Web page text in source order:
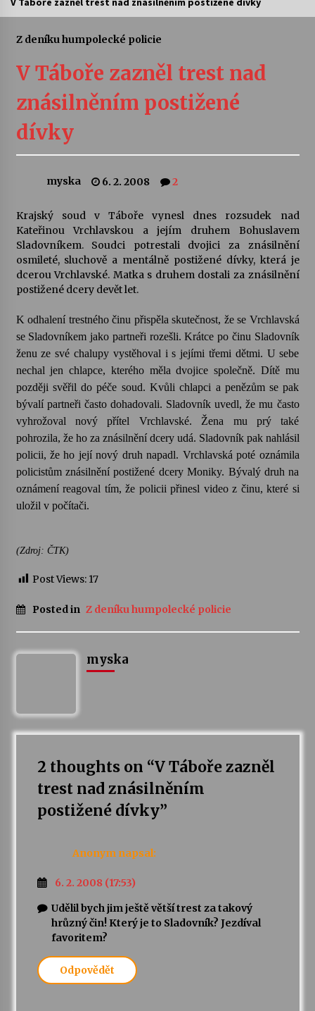
Sukuba Ensemble
kapkou
30. 7. 2026
Veselí muzikanti
Pozvánka na integrační festival Quijotova
šedesátka: 28. 7.–1. 8. 2026
28. 7. 2026
Letní koncerty ve Stromovce: Kolchoz a
Jenakaši
Votavžatský ploty
23. 7. 2026
Letní koncerty ve Stromovce: Rufus Miller
22. 7. 2026
Vysočinka
17. 7. 2026
odkaz Josefa Čapka
13. 7. 2026
Varhanní recitál Michala Novenka v Klášteře
Petr Adamec – Malovaný svět
Z deníku humpolecké policie
V Táboře zazněl trest nad
znásilněním postižené
dívky
myska 6. 2. 2008 2
Krajský soud v Táboře vynesl dnes rozsudek nad
Kateřinou Vrchlavskou a jejím druhem Bohuslavem
Sladovníkem. Soudci potrestali dvojici za znásilnění
osmileté, sluchově a mentálně postižené dívky, která je
dcerou Vrchlavské. Matka s druhem dostali za znásilnění
postižené dcery devět let.
K odhalení trestného činu přispěla skutečnost, že se Vrchlavská
se Sladovníkem jako partneři rozešli. Krátce po činu Sladovník
ženu ze své chalupy vystěhoval i s jejími třemi dětmi. U sebe
nechal jen chlapce, kterého měla dvojice společně. Dítě mu
později svěřil do péče soud. Kvůli chlapci a penězům se pak
bývalí partneři často dohadovali. Sladovník uvedl, že mu často
vyhrožoval nový přítel Vrchlavské. Žena mu prý také
pohrozila, že ho za znásilnění dcery udá. Sladovník pak nahlásil
policii, že ho její nový druh napadl. Vrchlavská poté oznámila
policistům znásilnění postižené dcery Moniky. Bývalý druh na
oznámení reagoval tím, že policii přinesl video z činu, které si
uložil v počítači.
(Zdroj: ČTK)
Post Views: 17
Posted in Z deníku humpolecké policie
myska
2 thoughts on “V Táboře zazněl
trest nad znásilněním
postižené dívky”
Anonym napsal:
6. 2. 2008 (17:53)
Udělil bych jim ještě větší trest za takový
hrůzný čin! Který je to Sladovník? Jezdíval
favoritem?
Odpovědět